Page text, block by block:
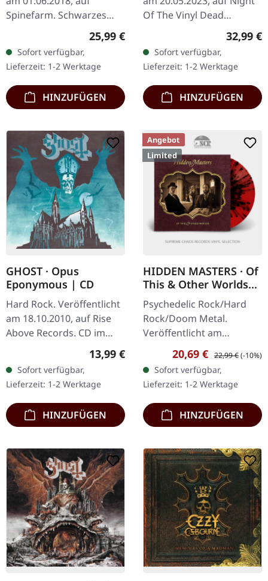
Spinefarm. Schwarzes
Vinyl. "Prequelle" von
herausragende
Veröffentlichung, die
Gothic…
Regulärer Preis:
25,99 €
Sofort verfügbar,
Lieferzeit: 1-2 Werktage
HINZUFÜGEN
Of The Vinyl Dead
Records. Transparent
Hellgrün/Grau Splatter
Doppel-Vinyl mit Insert,
limitiert…
32,99 €
Sofort verfügbar,
Lieferzeit: 1-2 Werktage
HINZUFÜGEN
GHOST · Opus
Eponymous | CD
Hard Rock. Veröffentlicht
am 18.10.2010, auf Rise
Above Records. CD im
Eponymous markiert das
beeindruckende Debüt
von Ghost, einer…
Regulärer Preis:
13,99 €
Sofort verfügbar,
Lieferzeit: 1-2 Werktage
HINZUFÜGEN
Angebot
Limited
HIDDEN MASTERS · Of
This & Other Worlds
[RED/BLACK] | LP
Psychedelic Rock/Hard
Rock/Doom Metal.
Veröffentlicht am
27.05.2013, auf Rise Above
Records. Rubinrotes Vinyl
mit schwarzen Splattern
im…
Verkaufspreis:
20,69 € Regulärer Preis:
22,99 €(-10%)
Sofort verfügbar,
Lieferzeit: 1-2 Werktage
HINZUFÜGEN